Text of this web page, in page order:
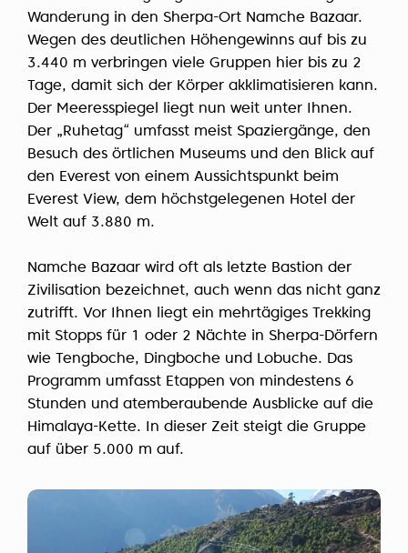
Wanderung in den Sherpa-Ort Namche Bazaar.
Wegen des deutlichen Höhengewinns auf bis zu
3.440 m verbringen viele Gruppen hier bis zu 2
Tage, damit sich der Körper akklimatisieren kann.
Der Meeresspiegel liegt nun weit unter Ihnen.
Der „Ruhetag“ umfasst meist Spaziergänge, den
Besuch des örtlichen Museums und den Blick auf
den Everest von einem Aussichtspunkt beim
Everest View, dem höchstgelegenen Hotel der
Welt auf 3.880 m.
Namche Bazaar wird oft als letzte Bastion der
Zivilisation bezeichnet, auch wenn das nicht ganz
zutrifft. Vor Ihnen liegt ein mehrtägiges Trekking
mit Stopps für 1 oder 2 Nächte in Sherpa-Dörfern
wie Tengboche, Dingboche und Lobuche. Das
Programm umfasst Etappen von mindestens 6
Stunden und atemberaubende Ausblicke auf die
Himalaya-Kette. In dieser Zeit steigt die Gruppe
auf über 5.000 m auf.